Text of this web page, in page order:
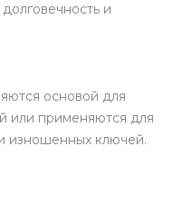
и
основой для
или применяются для
изношенных ключей.